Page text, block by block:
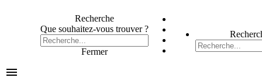
Recherche
Que souhaitez-vous trouver ?
Fermer
